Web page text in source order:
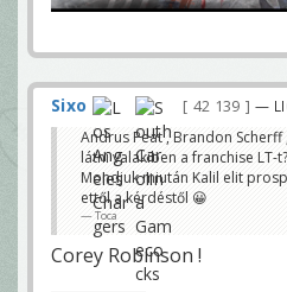
Sixo 42 139 —
Andrus Peat , Brandon
látni valakiben a franchise LT-t?
Mondjuk miután Kalil elit
ettől a kérdéstől 😀
Toca
Corey Robinson !